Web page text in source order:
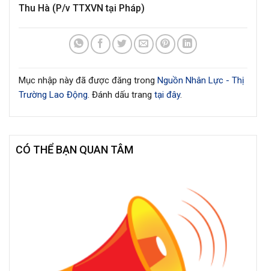
Thu Hà (P/v TTXVN tại Pháp)
Mục nhập này đã được đăng trong Nguồn Nhân Lực - Thị
Trường Lao Động. Đánh dấu trang tại đây.
CÓ THỂ BẠN QUAN TÂM